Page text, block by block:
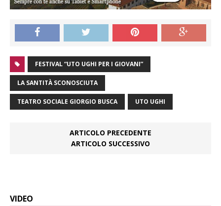
FESTIVAL “UTO UGHI PER I GIOVANI”
LA SANTITÀ SCONOSCIUTA
TEATRO SOCIALE GIORGIO BUSCA UTO UGHI
ARTICOLO PRECEDENTE
ARTICOLO SUCCESSIVO
VIDEO